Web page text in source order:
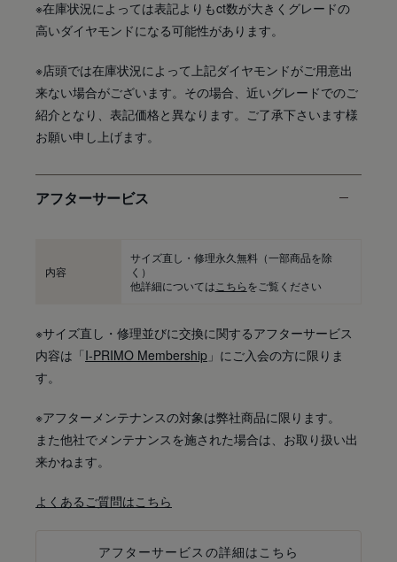
※在庫状況によっては表記よりもct数が大きくグレードの
高いダイヤモンドになる可能性があります。
※店頭では在庫状況によって上記ダイヤモンドがご用意出
来ない場合がございます。その場合、近いグレードでのご
紹介となり、表記価格と異なります。ご了承下さいます様
お願い申し上げます。
アフターサービス
内容
サイズ直し・修理永久無料（一部商品を除
く）
他詳細については こちらをご覧ください
※サイズ直し・修理並びに交換に関するアフターサービス
内容は「I-PRIMO Membership 」にご入会の方に限りま
す。
※アフターメンテナンスの対象は弊社商品に限ります。
また他社でメンテナンスを施された場合は、お取り扱い出
来かねます。
よくあるご質問はこちら
アフターサービスの詳細はこちら